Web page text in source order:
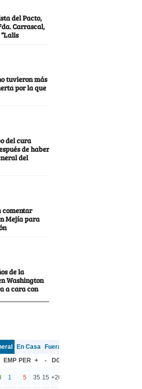
del Pacto,
Carrascal,
tuvieron más
por la que
del cura
de haber
del
comentar
Mejía para
de la
Washington
a cara con
En Casa
Fuera
EMP PER + - DG
1 5 35 15 +20